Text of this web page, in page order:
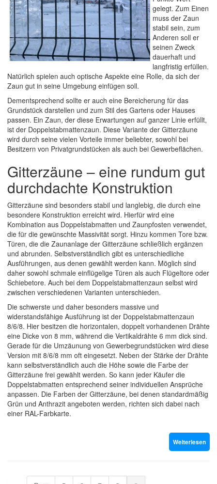
gelegt. Zum Einen
muss der Zaun
stabil sein, zum
Anderen soll er
seinen Zweck
dauerhaft und
langfristig erfüllen.
Natürlich spielen auch optische Aspekte eine Rolle, da sich der
Zaun gut in seine Umgebung einfügen soll.
Dementsprechend sollte er auch eine Bereicherung für das
Grundstück darstellen und zum Stil des Gartens oder Hauses
passen. Ein Zaun, der diese Erwartungen auf ganzer Linie erfüllt,
ist der Doppelstabmattenzaun. Diese Variante der Gitterzäune
wird durch seine vielen Vorteile immer beliebter, sowohl bei
Besitzern von Privatgrundstücken als auch bei Gewerbeflächen.
Gitterzäune – eine rundum gut
durchdachte Konstruktion
Gitterzäune sind besonders stabil und langlebig, die durch eine
besondere Konstruktion erreicht wird. Hierfür wird eine
Kombination aus Doppelstabmatten und Zaunpfosten verwendet,
die für die gewünschte Massivität sorgt. Hinzu kommen Tore bzw.
Türen, die die Zaunanlage der Gitterzäune schließlich ergänzen
und abrunden. Selbstverständlich gibt es unterschiedliche
Ausführungen, aus denen gewählt werden kann. Möglich sind
daher sowohl schmale einflügelige Türen als auch Flügeltore oder
Schiebetore. Auch bei dem Doppelstabmattenzaun selbst wird
zwischen verschiedenen Varianten unterschieden.
Die schwerste und daher besonders massive und
widerstandsfähige Ausführung ist der Doppelstabmattenzaun
8/6/8. Hier besitzen die horizontalen, doppelt vorhandenen Drähte
eine Dicke von 8 mm, während die Vertikaldrähte 6 mm dick sind.
Gerade für die Umzäunung von Gewerbegrundstücken wird diese
Version mit 8/6/8 mm oft eingesetzt. Neben der Stärke der Drähte
kann selbstverständlich auch die Höhe sowie die Farbe der
Gitterzäune frei gewählt werden. So kann jeder Käufer die
Doppelstabmatten entsprechend seiner individuellen Ansprüche
anpassen. Die Farben der Gitterzäune, bei denen standardmäßig
Grün und Anthrazit angeboten werden, richten sich dabei nach
einer RAL-Farbkarte.
Weiterlesen